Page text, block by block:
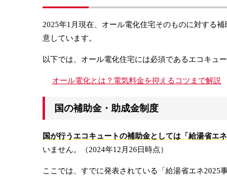
2025年1月現在、オール電化住宅そのものに対する
意しています。
以下では、オール電化住宅には必須であるエコキュ
オール電化とは？電気料金を抑えるコツまで解説
国の補助金・助成金制度
国が行うエコキュートの補助金としては「給湯省エ
いません。（2024年12月26日時点）
ここでは、すでに発表されている「給湯省エネ2025